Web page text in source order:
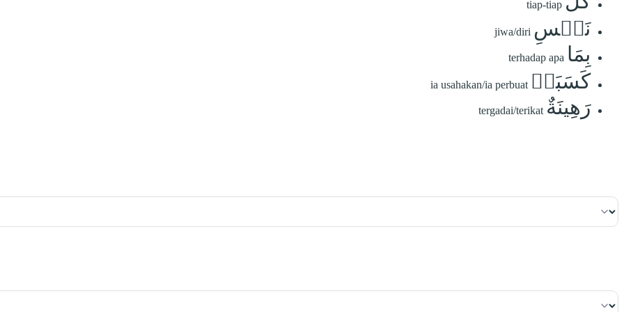
tiap-tiap
نَفۡسِ jiwa/diri
بِمَا terhadap apa
كَسَبَتۡ ia usahakan/ia perbuat
رَهِينَةٌ tergadai/terikat